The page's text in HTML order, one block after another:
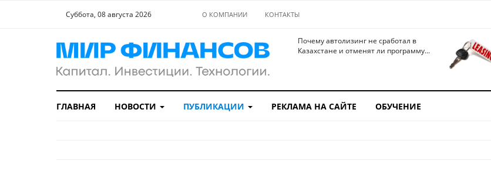
Суббота, 08 августа 2026 О КОМПАНИИ КОНТАКТЫ
Почему автолизинг не сработал в
Казахстане и отменят ли программу...
ГЛАВНАЯ НОВОСТИ ПУБЛИКАЦИИ РЕКЛАМА НА САЙТЕ ОБУЧЕНИЕ